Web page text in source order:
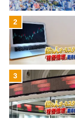
2
3